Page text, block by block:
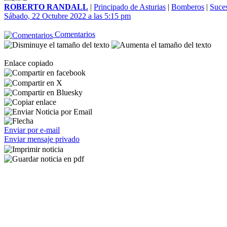
ROBERTO RANDALL | Principado de Asturias | Bomberos |
Sábado, 22 Octubre 2022 a las 5:15 pm
Comentarios
Enlace copiado
Enviar por e-mail
Enviar mensaje privado